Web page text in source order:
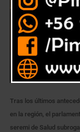
Tras los últimos
en la región, el
seremi de Salud